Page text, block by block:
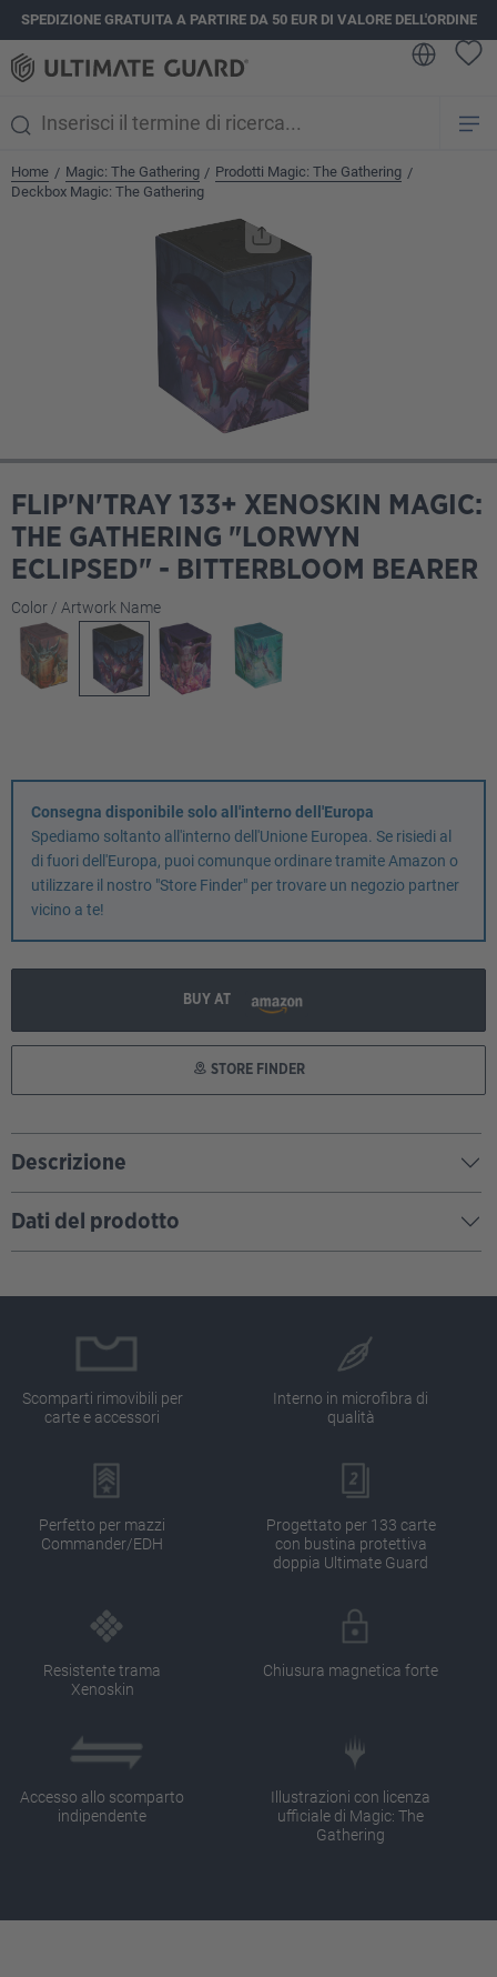
principale
SPEDIZIONE GRATUITA A PARTIRE DA 50 EUR DI VALORE DELL'ORDINE
Home / Magic: The Gathering / Prodotti Magic: The Gathering /
Deckbox Magic: The Gathering
FLIP'N'TRAY 133+ XENOSKIN MAGIC:
THE GATHERING "LORWYN
ECLIPSED" - BITTERBLOOM BEARER
Seleziona
Color / Artwork Name
Consegna disponibile solo all'interno dell'Europa
Spediamo soltanto all'interno dell'Unione Europea. Se risiedi al
di fuori dell'Europa, puoi comunque ordinare tramite Amazon o
utilizzare il nostro "Store Finder" per trovare un negozio partner
vicino a te!
BUY AT
STORE FINDER
Descrizione
Dati del prodotto
Scomparti rimovibili per
carte e accessori
Interno in microfibra di
qualità
Perfetto per mazzi
Commander/EDH
Progettato per 133 carte
con bustina protettiva
doppia Ultimate Guard
Resistente trama
Xenoskin
Chiusura magnetica forte
Accesso allo scomparto
indipendente
Illustrazioni con licenza
ufficiale di Magic: The
Gathering